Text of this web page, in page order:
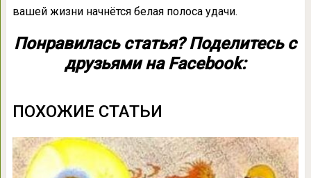
вашей жизни начнётся белая полоса удачи.
Понравилась статья? Поделитесь с
друзьями на Facebook:
ПОХОЖИЕ СТАТЬИ